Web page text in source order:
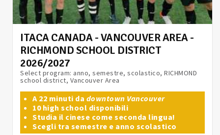
ITACA CANADA - VANCOUVER AREA -
RICHMOND SCHOOL DISTRICT
2026/2027
Select program: anno, semestre, scolastico, RICHMOND
school district, Vancouver Area
A 22 minuti da downtown Vancouver
10 high school disponibili
Studia il cinese come seconda lingua!
Scegli tra semestre e anno scolastico